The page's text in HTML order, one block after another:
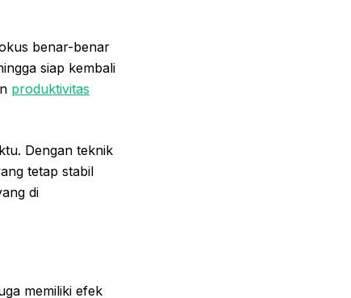
benar-benar
siap kembali
produktivitas
Dengan teknik
tetap stabil
di
memiliki efek